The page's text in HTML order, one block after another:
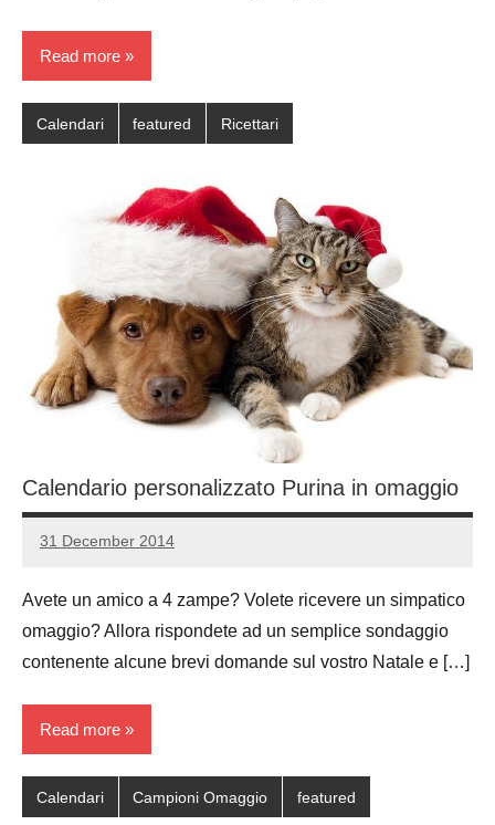
Read more
Calendari featured Ricettari
Calendario personalizzato Purina in omaggio
31 December 2014
Luca
No
Avete un amico a 4 zampe? Volete ricevere un simpatico
omaggio? Allora rispondete ad un semplice sondaggio
contenente alcune brevi domande sul vostro Natale e […]
Read more
Calendari Campioni Omaggio featured